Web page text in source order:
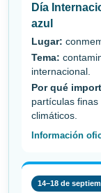
Día
azul
Lugar:
Tema:
internacional.
Por qué
partículas
climáticos.
Información
14–18 de